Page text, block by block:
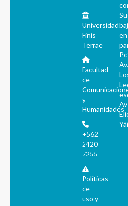
Universidad
Finis
Terrae
Facultad
de
y
Humanidades
+562
2420
7255
Políticas
de
uso y
en
Av.
Av